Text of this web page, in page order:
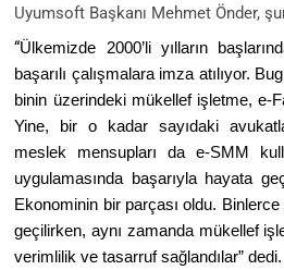
Uyumsoft Başkanı Mehmet Önder,
“Ülkemizde 2000’li yılların
başarılı çalışmalara imza atılıyor.
binin üzerindeki mükellef işletme, e-
Yine, bir o kadar sayıdaki
meslek mensupları da e-SMM
uygulamasında başarıyla hayata
Ekonominin bir parçası oldu.
geçilirken, aynı zamanda mükellef
verimlilik ve tasarruf sağlandılar” dedi.